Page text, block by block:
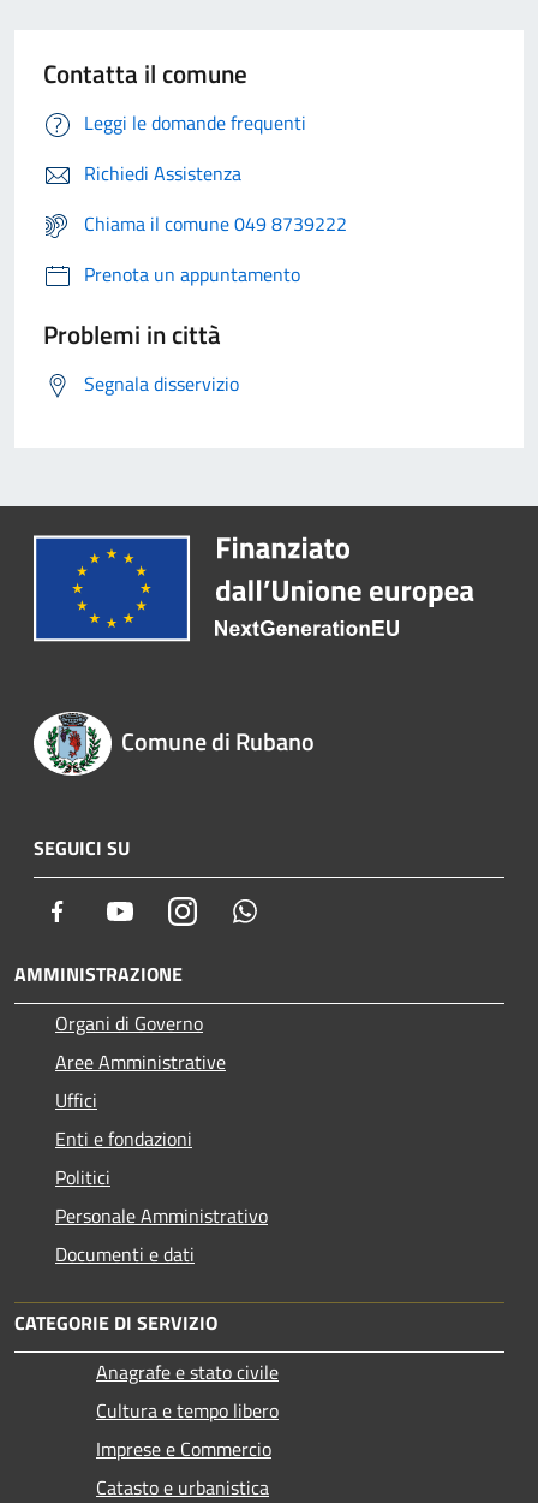
Contatta il comune
Leggi le domande frequenti
Richiedi Assistenza
Chiama il comune 049 8739222
Prenota un appuntamento
Problemi in città
Segnala disservizio
Comune di Rubano
SEGUICI SU
Facebook YoutubeInstagram
AMMINISTRAZIONE
Organi di Governo
Aree Amministrative
Uffici
Enti e fondazioni
Politici
Personale Amministrativo
Documenti e dati
CATEGORIE DI SERVIZIO
Anagrafe e stato civile
Cultura e tempo libero
Imprese e Commercio
Catasto e urbanistica